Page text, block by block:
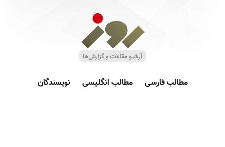
مطالب فارسی مطالب انگلیسی نویسندگان